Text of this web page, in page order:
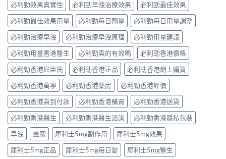
必利勁效果真實性
必利勁早洩治療效果
必利勁最佳效果
必利勁最佳效果用量
必利勁每日劑量
必利勁每日用量調整
必利勁治療早洩
必利勁治療早洩原理
必利勁用量建議
必利勁用量香港醫生
必利勁真的有效嗎
必利勁香港價格
必利勁香港屈臣氏
必利勁香港正品
必利勁香港網上購買
必利勁香港萬寧
必利勁香港藥房
必利勁香港評價
必利勁香港貨到付款
必利勁香港購買
必利勁香港送貨
必利勁香港醫生
必利勁香港醫生諮詢
必利勁香港隱私包裝
早洩
暈厥 犀利士5mg副作用
犀利士5mg效果
犀利士5mg正品
犀利士5mg每日錠 犀利士5mg醫生